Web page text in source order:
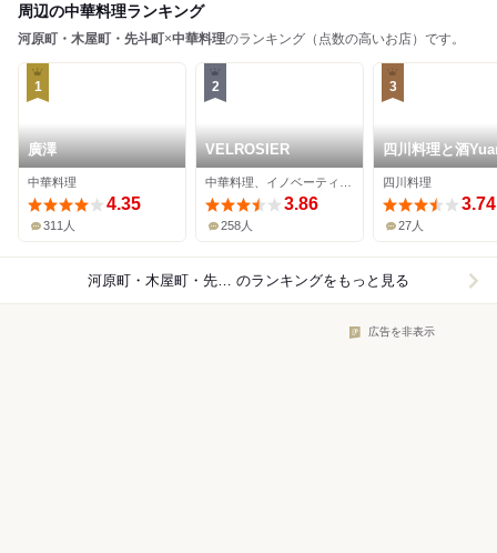
周辺の中華料理ランキング
河原町・木屋町・先斗町×中華料理のランキング（点数の高いお店）です。
1
廣澤
中華料理
4.35
311人
2
VELROSIER
3.86
258人
3
四川料理と酒
四川料理
3.74
27人
河原町・木屋町・先斗町×中華料理 のランキングをもっと見る
広告を非表示